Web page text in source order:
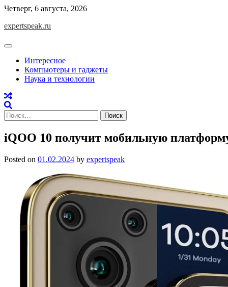
Skip
content
Четверг, 6 августа, 2026
expertspeak.ru
Интересное
Компьютеры и гаджеты
Наука и технологии
Найти:
iQOO 10 получит мобильную
Posted on 01.02.2024 by expertspeak